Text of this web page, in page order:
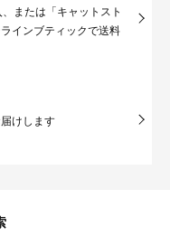
または「キャットスト
インブティックで送料
けします